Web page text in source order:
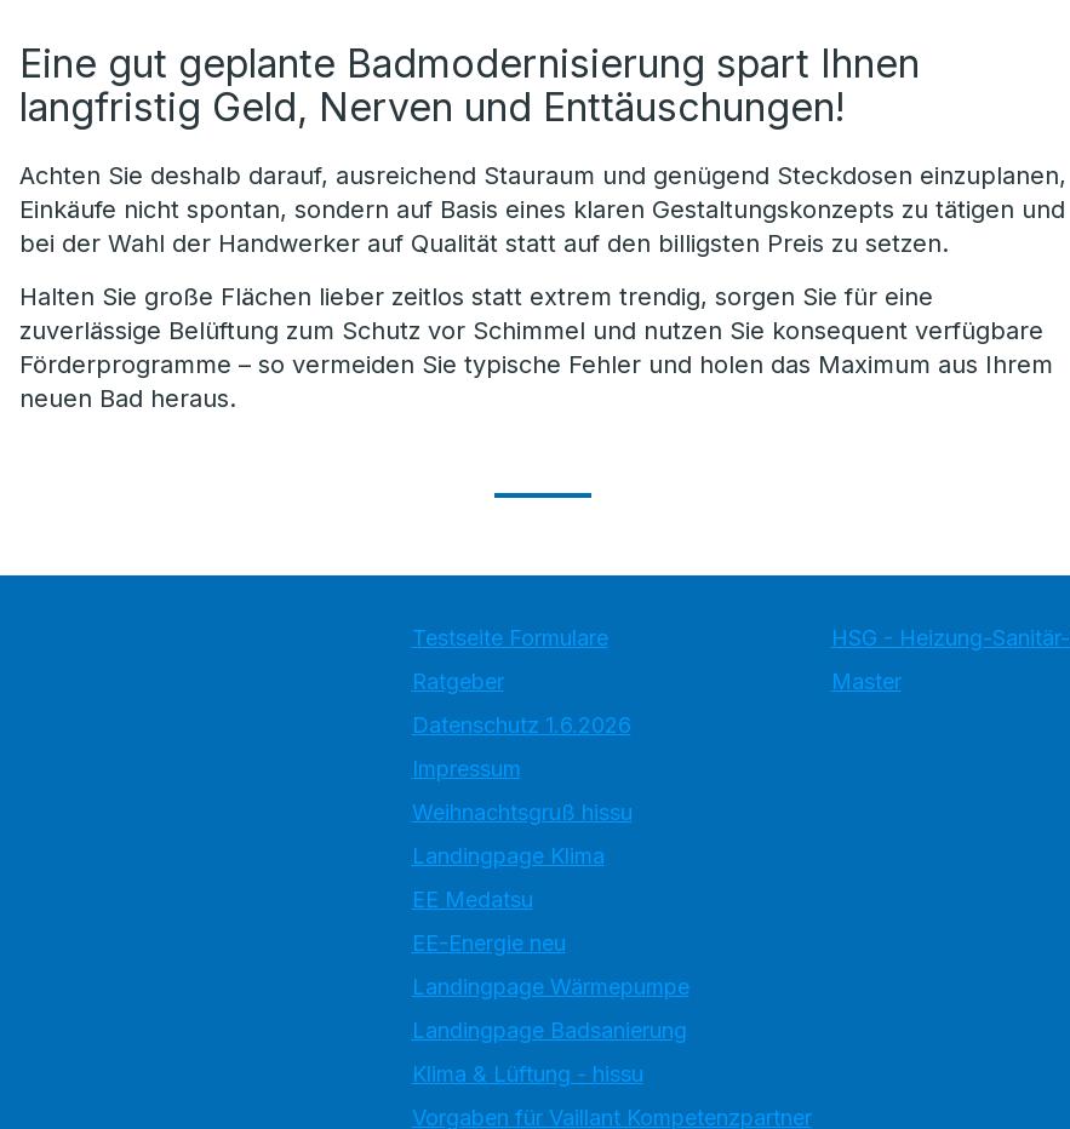
Eine gut geplante Badmodernisierung spart Ihnen
langfristig Geld, Nerven und Enttäuschungen!
Achten Sie deshalb darauf, ausreichend Stauraum und genügend Steckdosen einzuplanen,
Einkäufe nicht spontan, sondern auf Basis eines klaren Gestaltungskonzepts zu tätigen und
bei der Wahl der Handwerker auf Qualität statt auf den billigsten Preis zu setzen.
Halten Sie große Flächen lieber zeitlos statt extrem trendig, sorgen Sie für eine
zuverlässige Belüftung zum Schutz vor Schimmel und nutzen Sie konsequent verfügbare
Förderprogramme – so vermeiden Sie typische Fehler und holen das Maximum aus Ihrem
neuen Bad heraus.
Testseite Formulare
Ratgeber
Datenschutz 1.6.2026
Impressum
Weihnachtsgruß hissu
Landingpage Klima
EE Medatsu
EE-Energie neu
Landingpage Wärmepumpe
Landingpage Badsanierung
Klima & Lüftung - hissu
Vorgaben für Vaillant Kompetenzpartner
HSG - Heizung-
Master